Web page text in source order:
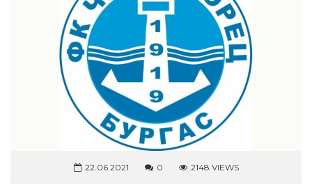
22.06.2021 0 2148 VIEWS